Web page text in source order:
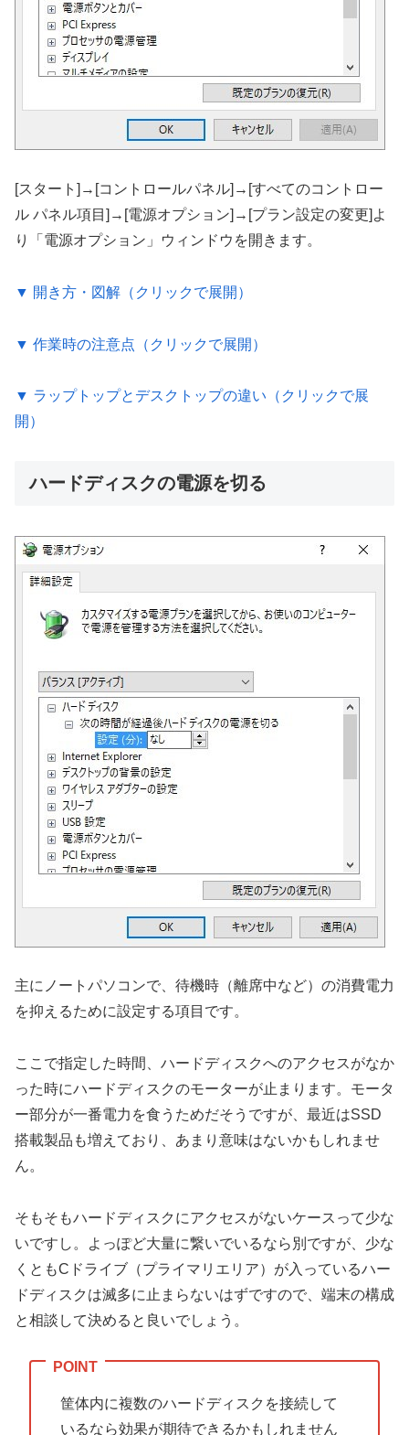
[スタート]→[コントロールパネル]→[すべてのコントロー
ル パネル項目]→[電源オプション]→[プラン設定の変更]よ
り「電源オプション」ウィンドウを開きます。
▼ 開き方・図解（クリックで展開）
▼ 作業時の注意点（クリックで展開）
▼ ラップトップとデスクトップの違い（クリックで展
開）
ハードディスクの電源を切る
主にノートパソコンで、待機時（離席中など）の消費電力
を抑えるために設定する項目です。
ここで指定した時間、ハードディスクへのアクセスがなか
った時にハードディスクのモーターが止まります。モータ
ー部分が一番電力を食うためだそうですが、最近はSSD
搭載製品も増えており、あまり意味はないかもしれませ
ん。
そもそもハードディスクにアクセスがないケースって少な
いですし。よっぽど大量に繋いでいるなら別ですが、少な
くともCドライブ（プライマリエリア）が入っているハー
ドディスクは滅多に止まらないはずですので、端末の構成
と相談して決めると良いでしょう。
筐体内に複数のハードディスクを接続して
いるなら効果が期待できるかもしれません